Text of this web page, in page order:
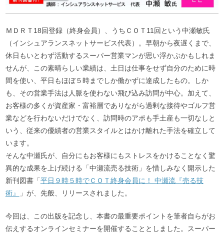
ＭＤＲＴ18回登録（終身会員）、うちＣＯＴ11回という中瀬敏氏
（インシュアランスネットサービス代表）。早朝から夜遅くまで、
休日もいとわず活動するスーパー営業マンが思い浮かぶかもしれま
せんが、この素晴らしい業績は、土日は仕事をせず自分のために時
間を使い、平日もほぼ５時までしか働かずに達成したもの。しか
も、その営業手法は人脈を使わない飛び込み訪問が中心。加えて、
お客様の多くが資産家・富裕層でありながら過剰な接待やゴルフ営
業などを行わないだけでなく、訪問時のアポも手土産も一切なしと
いう、従来の優績者の営業スタイルとはかけ離れた手法を確立して
います。
そんな中瀬氏が、自分にもお客様にもストレスをかけることなく驚
異的な成果を上げ続ける「中瀬流売る技術」を惜しみなく開示した
新刊図書「平日９時５時でＣＯＴ終身会員に！ 中瀬流『売る技
術』
」が、先般、リリースされました。
今回は、この出版を記念し、本書の最重要ポイントを筆者自らがお
伝えするオンラインセミナーを開催することとしました。スーパー